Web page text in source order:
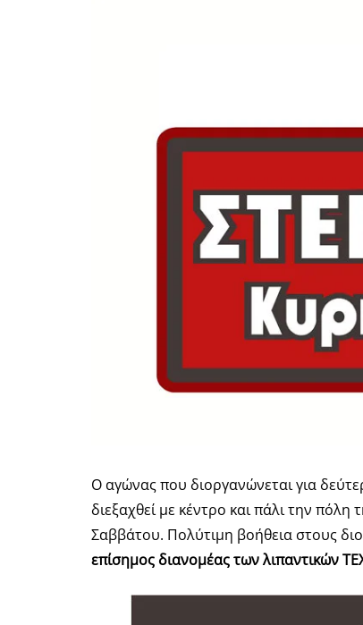
Ο αγώνας που διοργανώνεται για
διεξαχθεί με κέντρο και πάλι την
Σαββάτου. Πολύτιμη βοήθεια στους
επίσημος διανομέας των λιπαντικών